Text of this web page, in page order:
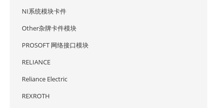
NI系统模块卡件
Other杂牌卡件模块
PROSOFT 网络接口模块
RELIANCE
Reliance Electric
REXROTH